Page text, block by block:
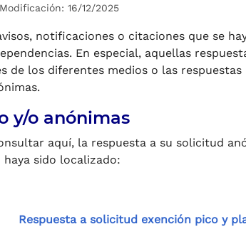
Modificación: 16/12/2025
notificaciones o citaciones que se
En especial, aquellas
de los diferentes medios o las respuestas
y/o anónimas
aquí, la respuesta a su solicitud
sido localizado:
Respuesta a solicitud exención pico y